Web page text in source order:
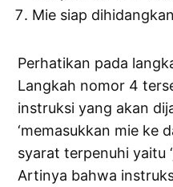
Mie siap dihidangkan
Perhatikan pada
Langkah nomor 4
instruksi yang akan
‘memasukkan mie ke
syarat terpenuhi yaitu
Artinya bahwa